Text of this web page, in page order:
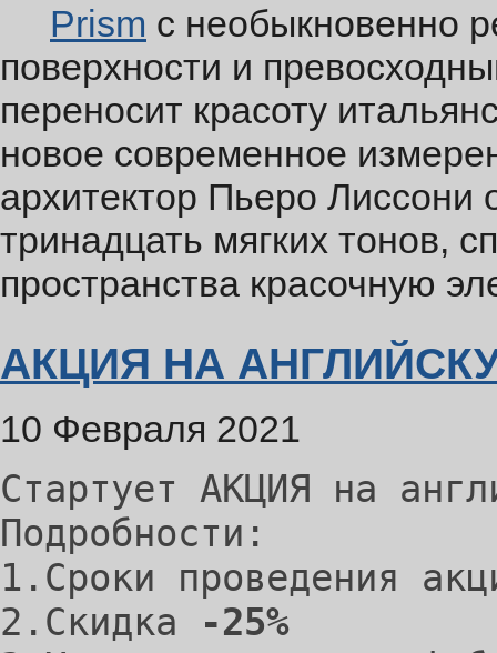
Prism с необыкновенно
поверхности и
переносит красоту
новое современное
архитектор Пьеро
тринадцать мягких тонов,
пространства красочную
АКЦИЯ НА
10 Февраля 2021
Стартует АКЦИЯ на
Подробности:
1.Сроки проведения
2.Скидка
-25%